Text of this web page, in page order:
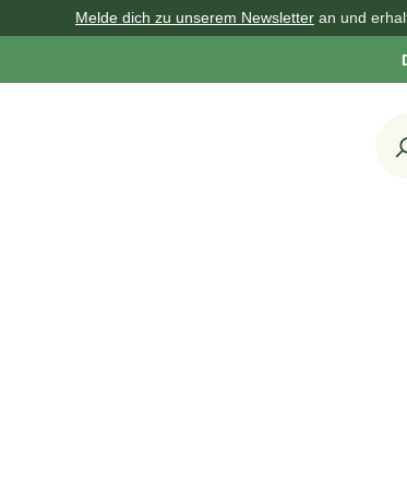
Melde dich zu unserem Newsletteran und erhalte 10%